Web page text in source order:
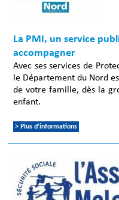
La PMI, un service
accompagner
Avec ses services de
le Département du Nord
de votre famille, dès la
enfant.
> Plus d'informations